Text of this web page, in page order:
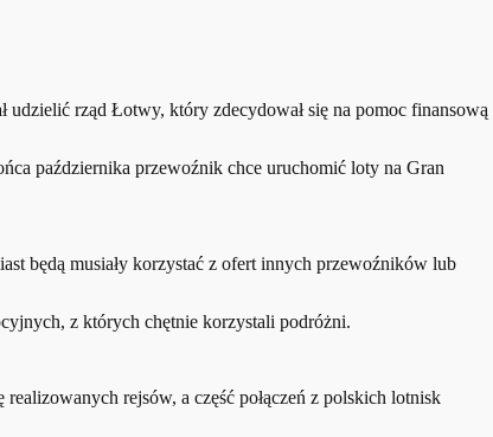
rząd Łotwy, który zdecydował się na pomoc finansową
października przewoźnik chce uruchomić loty na Gran
będą musiały korzystać z ofert innych przewoźników lub
z których chętnie korzystali podróżni.
rejsów, a część połączeń z polskich lotnisk